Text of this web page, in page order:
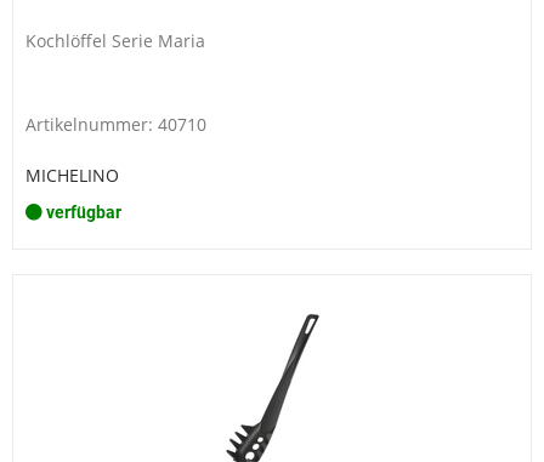
Kochlöffel Serie Maria
Artikelnummer: 40710
MICHELINO
verfügbar